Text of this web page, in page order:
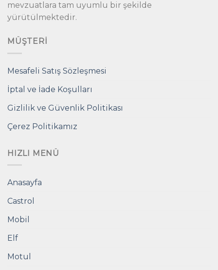
mevzuatlara tam uyumlu bir şekilde
yürütülmektedir.
MÜŞTERI
Mesafeli Satış Sözleşmesi
İptal ve İade Koşulları
Gizlilik ve Güvenlik Politikası
Çerez Politikamız
HIZLI MENÜ
Anasayfa
Castrol
Mobil
Elf
Motul